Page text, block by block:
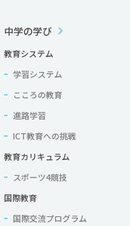
中学の学び
教育システム
学習システム
こころの教育
進路学習
ICT教育への挑戦
教育カリキュラム
スポーツ4競技
国際教育
国際交流プログラム